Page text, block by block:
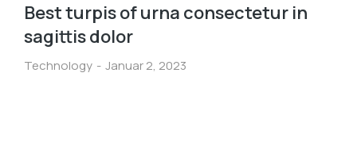
Best turpis of urna consectetur in
sagittis dolor
Technology Januar 2, 2023